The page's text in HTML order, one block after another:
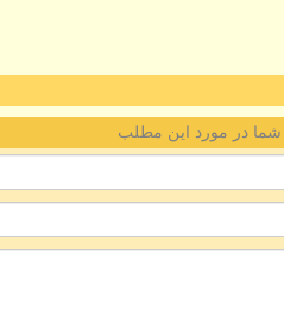
در مورد این مطلب